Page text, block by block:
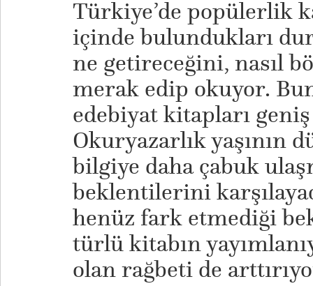
Türkiye’de popülerlik
içinde bulundukları
ne getireceğini, nasıl
merak edip okuyor.
edebiyat kitapları
Okuryazarlık yaşının
bilgiye daha çabuk
beklentilerini
henüz fark etmediği
türlü kitabın
olan rağbeti de